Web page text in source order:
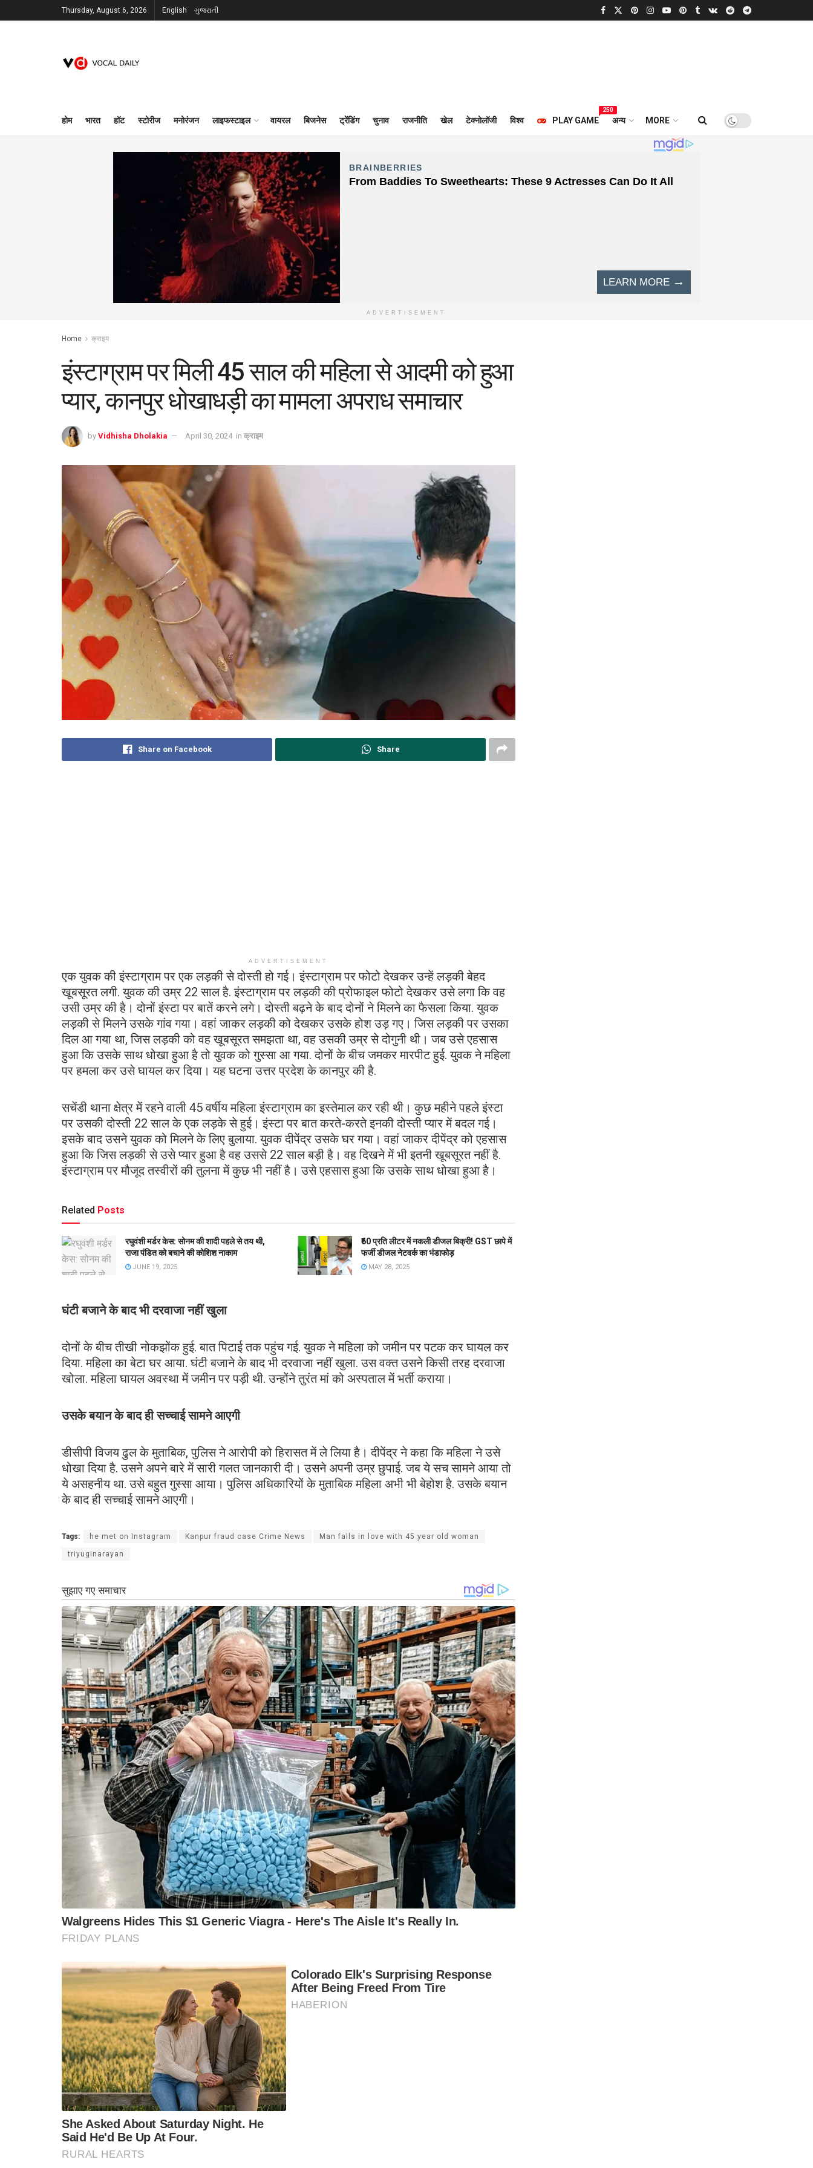
Thursday, August 6, 2026 English ગુજરાતી
होम भारत हॉट स्टोरीज मनोरंजन लाइफस्टाइल वायरल बिजनेस ट्रेंडिंग चुनाव राजनीति खेल टेक्नोलॉजी विश्व PLAY GAME
250
अन्य MORE
ADVERTISEMENT
Home क्राइम
इंस्टाग्राम पर मिली 45 साल की महिला से आदमी को हुआ
प्यार, कानपुर धोखाधड़ी का मामला अपराध समाचार
by Vidhisha Dholakia April 30, 2024 in क्राइम
Share on Facebook Share
ADVERTISEMENT
एक युवक की इंस्टाग्राम पर एक लड़की से दोस्ती हो गई। इंस्टाग्राम पर फोटो देखकर उन्हें लड़की बेहद
खूबसूरत लगी. युवक की उम्र 22 साल है. इंस्टाग्राम पर लड़की की प्रोफाइल फोटो देखकर उसे लगा कि वह
उसी उम्र की है। दोनों इंस्टा पर बातें करने लगे। दोस्ती बढ़ने के बाद दोनों ने मिलने का फैसला किया. युवक
लड़की से मिलने उसके गांव गया। वहां जाकर लड़की को देखकर उसके होश उड़ गए। जिस लड़की पर उसका
दिल आ गया था, जिस लड़की को वह खूबसूरत समझता था, वह उसकी उम्र से दोगुनी थी। जब उसे एहसास
हुआ कि उसके साथ धोखा हुआ है तो युवक को गुस्सा आ गया. दोनों के बीच जमकर मारपीट हुई. युवक ने महिला
पर हमला कर उसे घायल कर दिया। यह घटना उत्तर प्रदेश के कानपुर की है.
सचेंडी थाना क्षेत्र में रहने वाली 45 वर्षीय महिला इंस्टाग्राम का इस्तेमाल कर रही थी। कुछ महीने पहले इंस्टा
पर उसकी दोस्ती 22 साल के एक लड़के से हुई। इंस्टा पर बात करते-करते इनकी दोस्ती प्यार में बदल गई।
इसके बाद उसने युवक को मिलने के लिए बुलाया. युवक दीपेंद्र उसके घर गया। वहां जाकर दीपेंद्र को एहसास
हुआ कि जिस लड़की से उसे प्यार हुआ है वह उससे 22 साल बड़ी है। वह दिखने में भी इतनी खूबसूरत नहीं है.
इंस्टाग्राम पर मौजूद तस्वीरों की तुलना में कुछ भी नहीं है। उसे एहसास हुआ कि उसके साथ धोखा हुआ है।
Related Posts
रघुवंशी मर्डर केस: सोनम की शादी पहले से तय थी,
राजा पंडित को बचाने की कोशिश नाकाम
JUNE 19, 2025
₹60 प्रति लीटर में नकली डीजल बिक्री! GST छापे में
फर्जी डीजल नेटवर्क का भंडाफोड़
MAY 28, 2025
घंटी बजाने के बाद भी दरवाजा नहीं खुला
दोनों के बीच तीखी नोकझोंक हुई. बात पिटाई तक पहुंच गई. युवक ने महिला को जमीन पर पटक कर घायल कर
दिया. महिला का बेटा घर आया. घंटी बजाने के बाद भी दरवाजा नहीं खुला. उस वक्त उसने किसी तरह दरवाजा
खोला. महिला घायल अवस्था में जमीन पर पड़ी थी. उन्होंने तुरंत मां को अस्पताल में भर्ती कराया।
उसके बयान के बाद ही सच्चाई सामने आएगी
डीसीपी विजय ढुल के मुताबिक, पुलिस ने आरोपी को हिरासत में ले लिया है। दीपेंद्र ने कहा कि महिला ने उसे
धोखा दिया है. उसने अपने बारे में सारी गलत जानकारी दी। उसने अपनी उम्र छुपाई. जब ये सच सामने आया तो
ये असहनीय था. उसे बहुत गुस्सा आया। पुलिस अधिकारियों के मुताबिक महिला अभी भी बेहोश है. उसके बयान
के बाद ही सच्चाई सामने आएगी।
Tags: he met on Instagram Kanpur fraud case Crime News Man falls in love with 45 year old woman
triyuginarayan